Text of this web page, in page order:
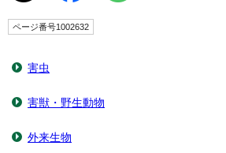
ページ番号1002632
害虫
害獣・野生動物
外来生物